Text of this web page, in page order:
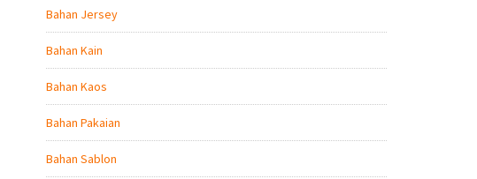
Bahan Jersey
Bahan Kain
Bahan Kaos
Bahan Pakaian
Bahan Sablon